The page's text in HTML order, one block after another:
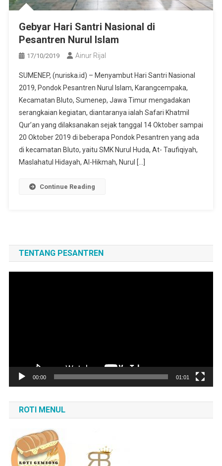
Gebyar Hari Santri Nasional di
Pesantren Nurul Islam
17/10/2019 Ainur Rijal
SUMENEP, (nuriska.id) – Menyambut Hari Santri Nasional
2019, Pondok Pesantren Nurul Islam, Karangcempaka,
Kecamatan Bluto, Sumenep, Jawa Timur mengadakan
serangkaian kegiatan, diantaranya ialah Safari Khatmil
Qur’an yang dilaksanakan sejak tanggal 14 Oktober sampai
20 Oktober 2019 di beberapa Pondok Pesantren yang ada
di kecamatan Bluto, yaitu SMK Nurul Huda, At- Taufiqiyah,
Maslahatul Hidayah, Al-Hikmah, Nurul […]
Continue Reading
TENTANG PESANTREN
00:00 01:01
ROTI MENUL